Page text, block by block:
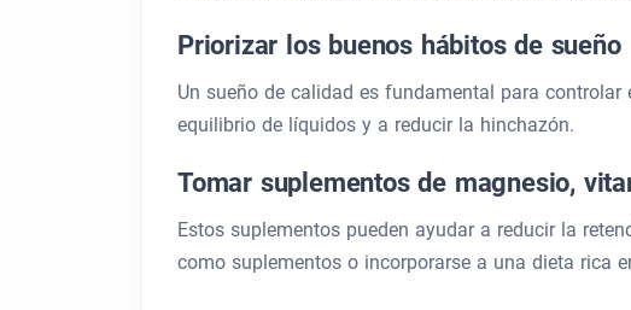
Priorizar los buenos hábitos de sueño
Un sueño de calidad es fundamental para
equilibrio de líquidos y a reducir la hinchazón.
Tomar suplementos de magnesio,
Estos suplementos pueden ayudar a reducir la
como suplementos o incorporarse a una dieta rica